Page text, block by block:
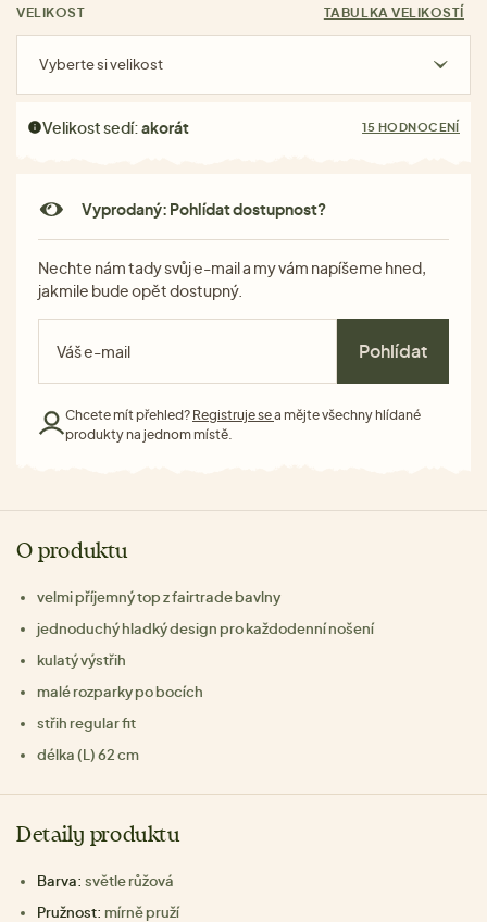
VELIKOST TABULKA VELIKOSTÍ
Vyberte si velikost
Velikost sedí:akorát 15 HODNOCENÍ
Vyprodaný: Pohlídat dostupnost?
Nechte nám tady svůj e-mail a my vám napíšeme hned,
jakmile bude opět dostupný.
Pohlídat
Chcete mít přehled? Registruje sea mějte všechny hlídané
produkty na jednom místě.
O produktu
velmi příjemný top z fairtrade bavlny
jednoduchý hladký design pro každodenní nošení
kulatý výstřih
malé rozparky po bocích
střih regular fit
délka (L) 62 cm
Detaily produktu
Barva: světle růžová
Pružnost: mírně pruží